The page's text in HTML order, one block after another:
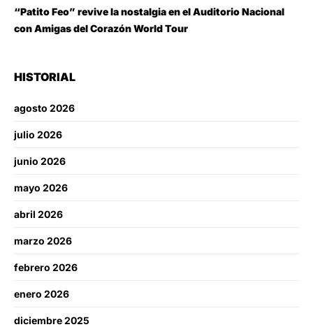
“Patito Feo” revive la nostalgia en el Auditorio Nacional
con Amigas del Corazón World Tour
HISTORIAL
agosto 2026
julio 2026
junio 2026
mayo 2026
abril 2026
marzo 2026
febrero 2026
enero 2026
diciembre 2025